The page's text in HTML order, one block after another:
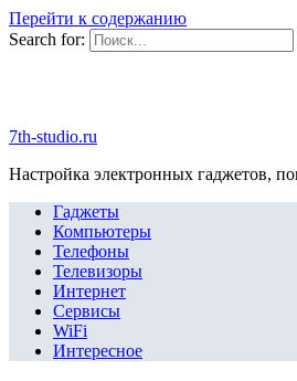
Перейти к содержанию
Search for:
7th-studio.ru
Настройка электронных гаджетов,
Гаджеты
Компьютеры
Телефоны
Телевизоры
Интернет
Сервисы
WiFi
Интересное